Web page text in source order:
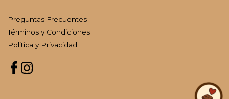
Preguntas Frecuentes
Términos y Condiciones
Politica y Privacidad